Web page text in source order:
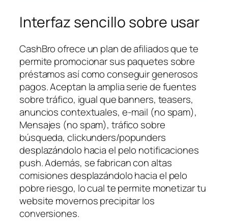
Interfaz sencillo sobre usar
CashBro ofrece un plan de afiliados que te
permite promocionar sus paquetes sobre
préstamos así­ como conseguir generosos
pagos. Aceptan la amplia serie de fuentes
sobre tráfico, igual que banners, teasers,
anuncios contextuales, e-mail (no spam),
Mensajes (no spam), tráfico sobre
búsqueda, clickunders/popunders
desplazándolo hacia el pelo notificaciones
push.Además, se fabrican con altas
comisiones desplazándolo hacia el pelo
pobre riesgo, lo cual te permite monetizar tu
website movernos precipitar los
conversiones.